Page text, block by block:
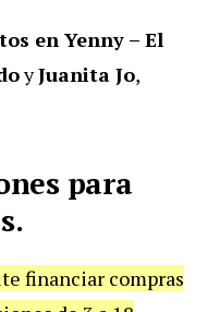
en Yenny – El
yJuanita Jo,
para
financiar compras